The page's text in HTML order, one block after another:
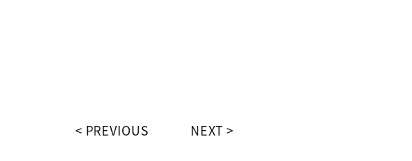
PREVIOUS NEXT